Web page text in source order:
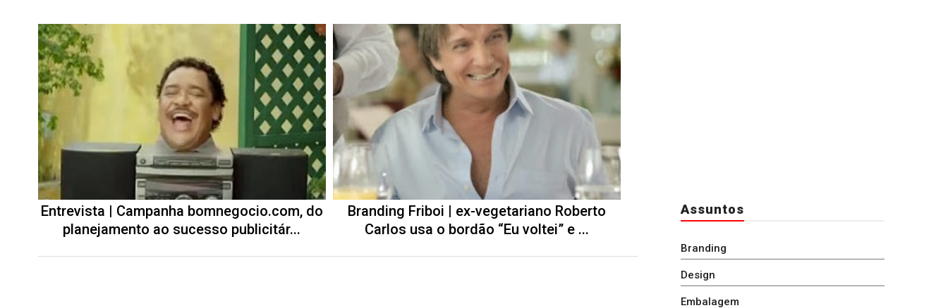
Entrevista | Campanha bomnegocio.com, do
planejamento ao sucesso publicitár...
Branding Friboi | ex-vegetariano Roberto
Carlos usa o bordão “Eu voltei” e ...
Assuntos
Branding
Design
Embalagem